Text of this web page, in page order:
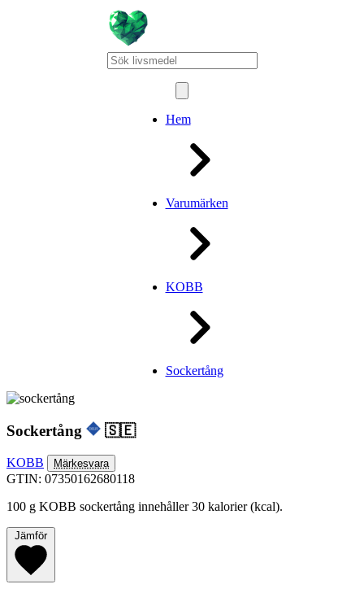
Hem
Varumärken
KOBB
Sockertång
Sockertång 🇸🇪
KOBB Märkesvara
GTIN: 07350162680118
100 g KOBB sockertång innehåller 30 kalorier (kcal).
Jämför